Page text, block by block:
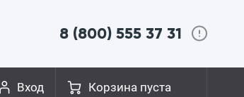
8 (800) 555 37 31
Корзина пуста
Вход